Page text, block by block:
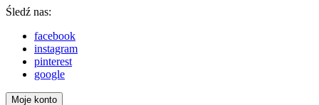
Śledź nas:
facebook
instagram
pinterest
google
Moje konto